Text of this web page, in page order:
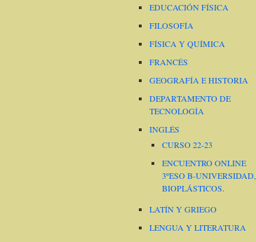
EDUCACIÓN FÍSICA
FILOSOFÍA
FÍSICA Y QUÍMICA
FRANCÉS
GEOGRAFÍA E HISTORIA
DEPARTAMENTO DE
TECNOLOGÍA
INGLÉS
CURSO 22-23
ENCUENTRO ONLINE
3ºESO B-UNIVERSIDAD,
BIOPLÁSTICOS.
LATÍN Y GRIEGO
LENGUA Y LITERATURA